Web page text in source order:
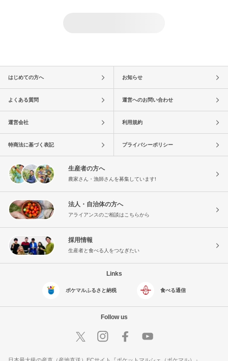
はじめての方へ お知らせ
よくある質問 運営へのお問い合わせ
運営会社 利用規約
特商法に基づく表記 プライバシーポリシー
生産者の方へ
農家さん・漁師さんを募集しています!
法人・自治体の方へ
アライアンスのご相談はこちらから
採用情報
生産者と食べる人をつなぎたい
Links
ポケマルふるさと納税 食べる通信
Follow us